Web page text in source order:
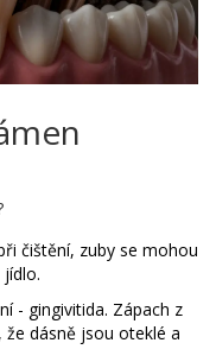
čištění, zuby se mohou
- gingivitida. Zápach z
dásně jsou oteklé a